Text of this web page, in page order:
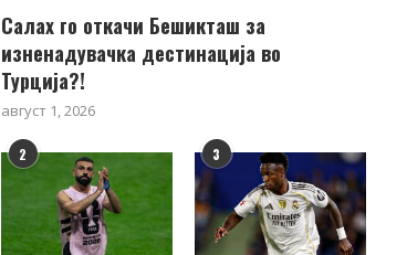
Салах го откачи Бешикташ за
изненадувачка дестинација во
Турција?!
август 1, 2026
2 3